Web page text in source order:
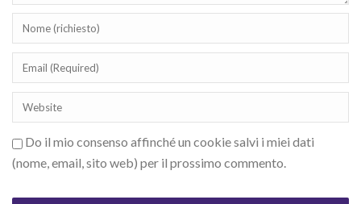
Do il mio consenso affinché un cookie salvi i miei dati
(nome, email, sito web) per il prossimo commento.